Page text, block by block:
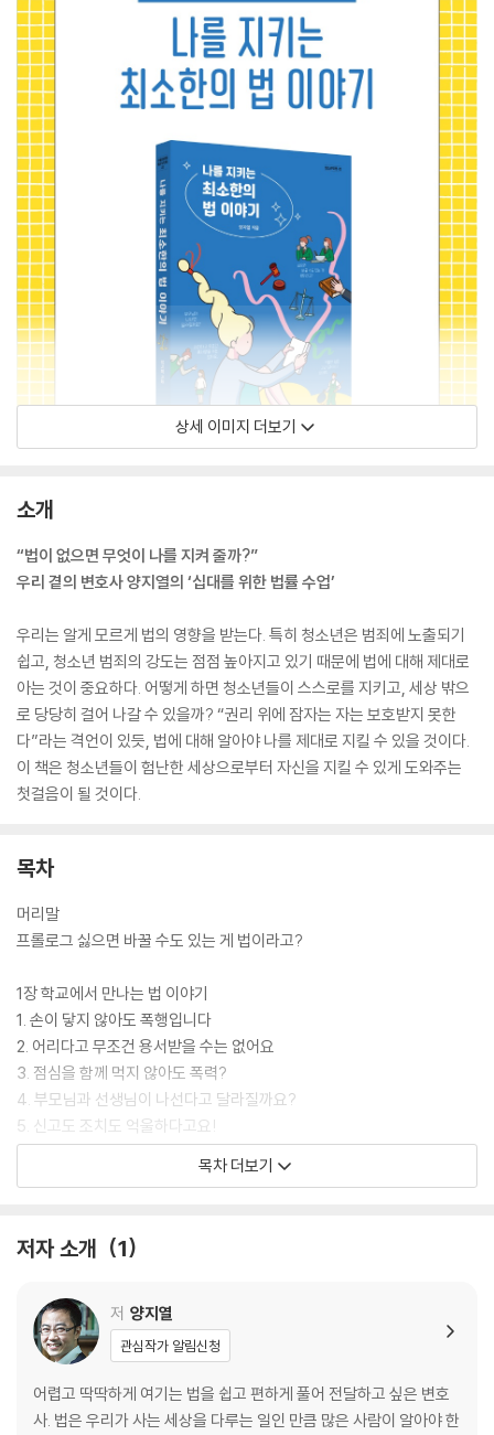
상세 이미지 더보기
소개
“법이 없으면 무엇이 나를 지켜 줄까?”
우리 곁의 변호사 양지열의 ‘십대를 위한 법률 수업’
우리는 알게 모르게 법의 영향을 받는다. 특히 청소년은 범죄에 노출되기
쉽고, 청소년 범죄의 강도는 점점 높아지고 있기 때문에 법에 대해 제대로
아는 것이 중요하다. 어떻게 하면 청소년들이 스스로를 지키고, 세상 밖으
로 당당히 걸어 나갈 수 있을까? “권리 위에 잠자는 자는 보호받지 못한
다”라는 격언이 있듯, 법에 대해 알아야 나를 제대로 지킬 수 있을 것이다.
이 책은 청소년들이 험난한 세상으로부터 자신을 지킬 수 있게 도와주는
첫걸음이 될 것이다.
목차
머리말
프롤로그 싫으면 바꿀 수도 있는 게 법이라고?
1장 학교에서 만나는 법 이야기
1. 손이 닿지 않아도 폭행입니다
2. 어리다고 무조건 용서받을 수는 없어요
3. 점심을 함께 먹지 않아도 폭력?
4. 부모님과 선생님이 나선다고 달라질까요?
5. 신고도 조치도 억울하다고요!
2장 가정에서 만나는 법 이야기
3. 아빠가 엄마를 때려요!
3장 가상공간에서 만나는 법 이야기
1. 가상공간에서 법의 자리를 찾다
2. 현실보다 가혹한 사이버 세계
3. ‘현질’ 없이 할 수 없는 게임?
목차 더보기
저자 소개 1
저 양지열
관심작가 알림신청
어렵고 딱딱하게 여기는 법을 쉽고 편하게 풀어 전달하고 싶은 변호
사. 법은 우리가 사는 세상을 다루는 일인 만큼 많은 사람이 알아야 한